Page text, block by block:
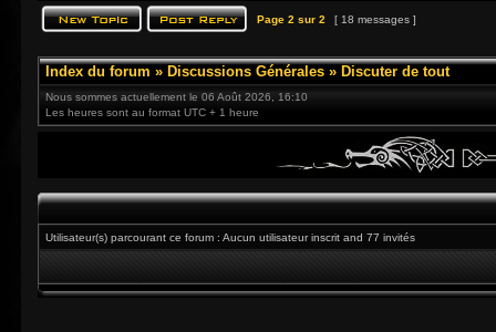
Page 2 sur 2 [ 18 messages ]
Index du forum » Discussions Générales » Discuter de tout
Nous sommes actuellement le 06 Août 2026, 16:10
Les heures sont au format UTC + 1 heure
Utilisateur(s) parcourant ce forum : Aucun utilisateur inscrit and 77 invités